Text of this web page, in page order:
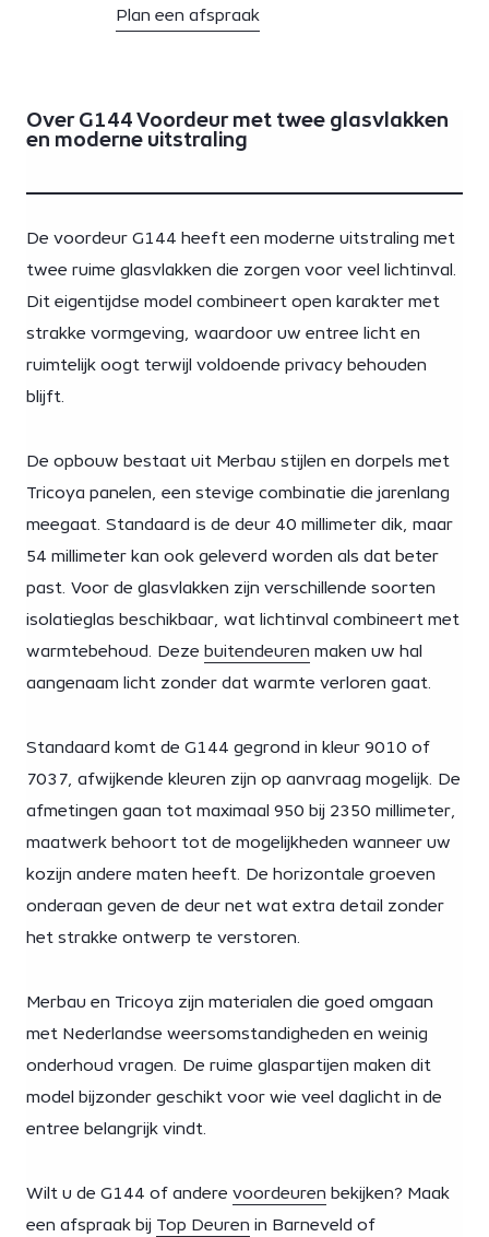
Plan een afspraak
Over G144 Voordeur met twee glasvlakken
en moderne uitstraling
De voordeur G144 heeft een moderne uitstraling met
twee ruime glasvlakken die zorgen voor veel lichtinval.
Dit eigentijdse model combineert open karakter met
strakke vormgeving, waardoor uw entree licht en
ruimtelijk oogt terwijl voldoende privacy behouden
blijft.
De opbouw bestaat uit Merbau stijlen en dorpels met
Tricoya panelen, een stevige combinatie die jarenlang
meegaat. Standaard is de deur 40 millimeter dik, maar
54 millimeter kan ook geleverd worden als dat beter
past. Voor de glasvlakken zijn verschillende soorten
isolatieglas beschikbaar, wat lichtinval combineert met
warmtebehoud. Deze buitendeuren maken uw hal
aangenaam licht zonder dat warmte verloren gaat.
Standaard komt de G144 gegrond in kleur 9010 of
7037, afwijkende kleuren zijn op aanvraag mogelijk. De
afmetingen gaan tot maximaal 950 bij 2350 millimeter,
maatwerk behoort tot de mogelijkheden wanneer uw
kozijn andere maten heeft. De horizontale groeven
onderaan geven de deur net wat extra detail zonder
het strakke ontwerp te verstoren.
Merbau en Tricoya zijn materialen die goed omgaan
met Nederlandse weersomstandigheden en weinig
onderhoud vragen. De ruime glaspartijen maken dit
model bijzonder geschikt voor wie veel daglicht in de
entree belangrijk vindt.
Wilt u de G144 of andere voordeuren bekijken? Maak
een afspraak bij Top Deuren in Barneveld of